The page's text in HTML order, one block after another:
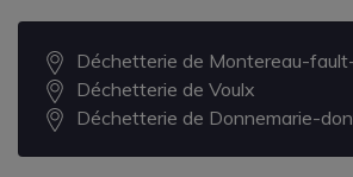
Déchetterie de Montereau-
Déchetterie de Voulx
Déchetterie de Donnemarie-